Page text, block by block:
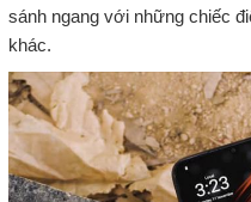
sánh ngang với những chiếc
khác.